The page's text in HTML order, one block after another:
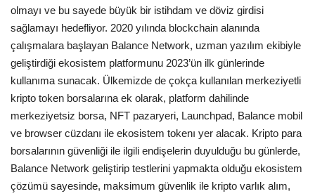
olmayı ve bu sayede büyük bir istihdam ve döviz girdisi
sağlamayı hedefliyor. 2020 yılında blockchain alanında
çalışmalara başlayan Balance Network, uzman yazılım ekibiyle
geliştirdiği ekosistem platformunu 2023’ün ilk günlerinde
kullanıma sunacak. Ülkemizde de çokça kullanılan merkeziyetli
kripto token borsalarına ek olarak, platform dahilinde
merkeziyetsiz borsa, NFT pazaryeri, Launchpad, Balance mobil
ve browser cüzdanı ile ekosistem tokenı yer alacak. Kripto para
borsalarının güvenliği ile ilgili endişelerin duyulduğu bu günlerde,
Balance Network geliştirip testlerini yapmakta olduğu ekosistem
çözümü sayesinde, maksimum güvenlik ile kripto varlık alım,